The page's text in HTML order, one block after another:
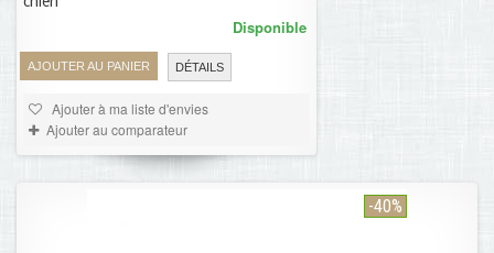
AJOUTER AU PANIER DÉTAILS
Disponible
Ajouter à ma liste d'envies
Ajouter au comparateur
-40%